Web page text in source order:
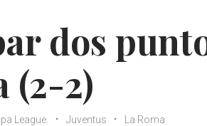
dos
(2-2)
League. Juventus
La Roma